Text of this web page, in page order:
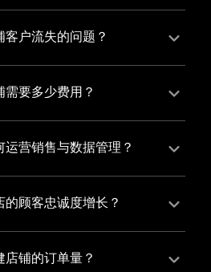
意增长，您可以通过有赞新
合线上线下资源，实现商品
业务增长。
户流失的问题？
有赞私域运营助您轻松解决
商城、有赞小程序商城搭建
要多少费用？
通按摩保健店铺，快速搭建
为您提供有赞微商城、有赞
牌，携手共创辉煌事业！
营销售与数据管理？
城、有赞私域运营和有赞小
提供一站式解决方案，从运
顾客忠诚度增长？
系统，建立自己的会员体
福利来吸引顾客再次购买，
铺的订单量？